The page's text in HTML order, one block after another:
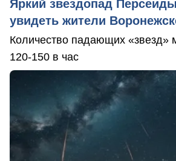
Яркий звездопад
увидеть жители
Количество падающих «звезд»
120-150 в час